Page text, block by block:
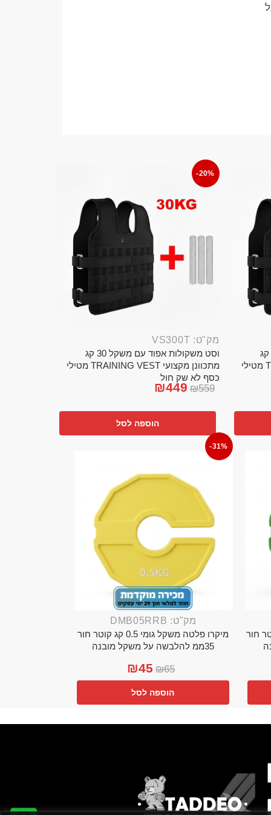
וסט משקולות אפוד עם משקל 20 קג
מתכוונן מקצועי TRAINING VEST מטילי
-20%
מק"ט: VS300T
וסט משקולות אפוד עם משקל 30 קג
מתכוונן מקצועי TRAINING VEST מטילי
כסף לא שק חול
₪559
₪449
הוספה לסל
0.25 קג קוטר חור
-31%
מק"ט: DMB05RRB
מיקרו פלטה משקל גומי 0.5 קג קוטר חור
35ממ להלבשה על משקל מובנה
₪65
₪45
הוספה לסל